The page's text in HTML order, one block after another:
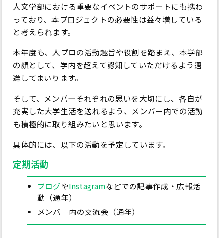
人文学部における重要なイベントのサポートにも携わ
っており、本プロジェクトの必要性は益々増している
と考えられます。
本年度も、人プロの活動趣旨や役割を踏まえ、本学部
の顔として、学内を超えて認知していただけるよう邁
進してまいります。
そして、メンバーそれぞれの思いを大切にし、各自が
充実した大学生活を送れるよう、メンバー内での活動
も積極的に取り組みたいと思います。
具体的には、以下の活動を予定しています。
定期活動
ブログやInstagramなどでの記事作成・広報活
動（通年）
メンバー内の交流会（通年）